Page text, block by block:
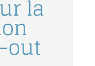
la
out